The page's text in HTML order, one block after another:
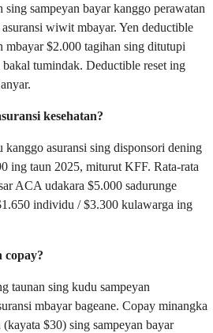
sampeyan bayar kanggo perawatan
wiwit mbayar. Yen deductible
mbayar $2.000 tagihan sing ditutupi
tumindak. Deductible reset ing
kesehatan?
asuransi sing disponsori dening
ing taun 2025, miturut KFF. Rata-rata
ACA udakara $5.000 sadurunge
individu / $3.300 kulawarga ing
copay?
taunan sing kudu sampeyan
mbayar bageane. Copay minangka
$30) sing sampeyan bayar